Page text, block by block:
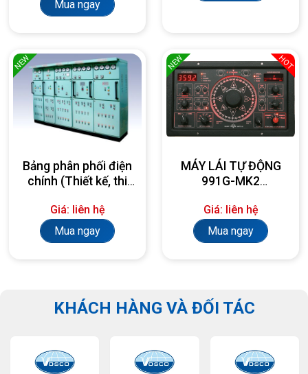
Mua ngay
NEW
Bảng phân phối điện
chính (Thiết kế, thi
yêu cầu)
Giá: liên hệ
Mua ngay
NEW HOT
MÁY LÁI TỰ ĐỘNG
991G-MK2
Giá: liên hệ
Mua ngay
KHÁCH HÀNG VÀ ĐỐI TÁC